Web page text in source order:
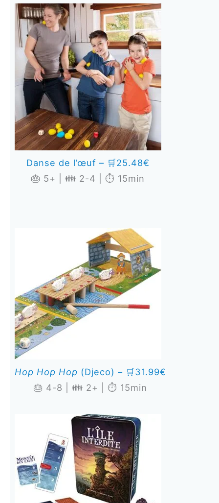
Danse de l’œuf – 🛒25.48€
🎂 5+ | 👪 2-4 | ⏱️ 15min
Hop Hop Hop (Djeco) – 🛒31.99€
🎂 4-8 | 👪 2+ | ⏱️ 15min